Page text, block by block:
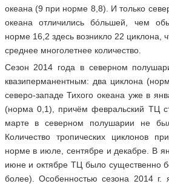
океана (9 при норме 8,8). И только
океана отличились бóльшей, чем
норме 16,2 здесь возникло 22 циклона,
среднее многолетнее количество.
Сезон 2014 года в северном
квазиперманентным: два циклона
северо-западе Тихого океана уже в
(норма 0,1), причём февральский ТЦ
марте в северном полушарии не
Количество тропических циклонов
норме в июле, сентябре и декабре. В
июне и октябре ТЦ было существенно
более). Особенностью сезона 2014 г.